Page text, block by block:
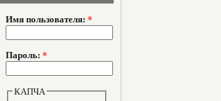
Имя пользователя: *
Пароль: *
КАПЧА